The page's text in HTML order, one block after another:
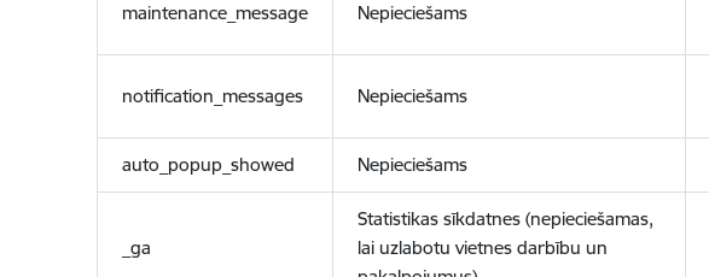
maintenance_message Nepieciešams
notification_messages Nepieciešams
auto_popup_showed Nepieciešams
_ga
Statistikas sīkdatnes (nepieciešamas,
lai uzlabotu vietnes darbību un